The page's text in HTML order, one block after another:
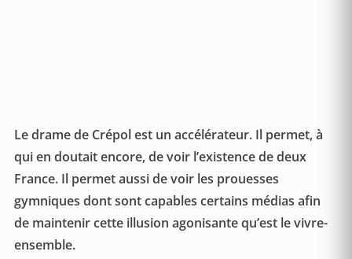
Le drame de Crépol est un accélérateur. Il permet, à
qui en doutait encore, de voir l’existence de deux
France. Il permet aussi de voir les prouesses
gymniques dont sont capables certains médias afin
de maintenir cette illusion agonisante qu’est le vivre-
ensemble.